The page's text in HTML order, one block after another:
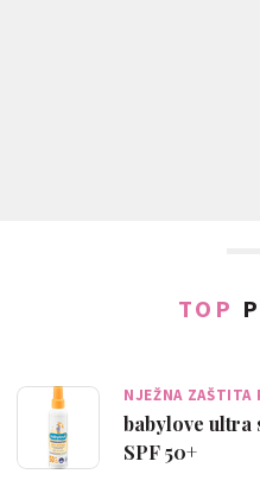
TOP
NJEŽNA ZAŠTITA
babylove ultra
SPF 50+